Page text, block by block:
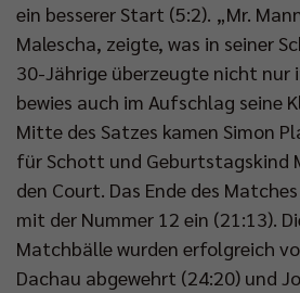
ein besserer Start (5:2). „Mr.
Malescha, zeigte, was in seiner
30-Jährige überzeugte nicht nur
bewies auch im Aufschlag seine
Mitte des Satzes kamen Simon
für Schott und Geburtstagskind
den Court. Das Ende des
mit der Nummer 12 ein (21:13).
Matchbälle wurden erfolgreich
Dachau abgewehrt (24:20) und